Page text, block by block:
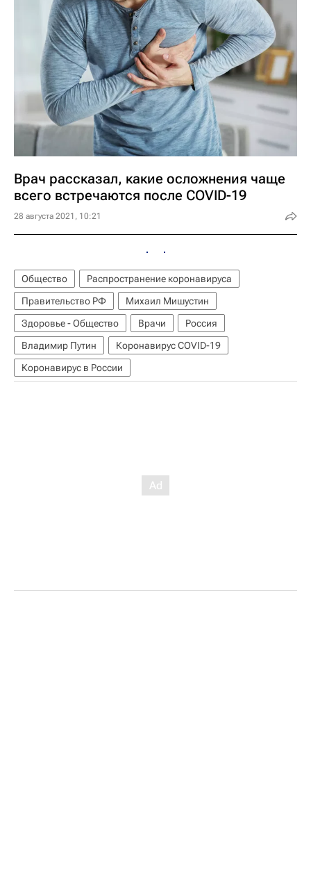
Врач рассказал, какие осложнения чаще
всего встречаются после COVID-19
28 августа 2021, 10:21
Общество
Распространение коронавируса
Правительство РФ
Михаил Мишустин
Здоровье - Общество
Врачи
Россия
Владимир Путин
Коронавирус COVID-19
Коронавирус в России